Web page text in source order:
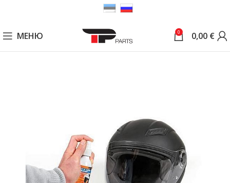
МЕНЮ 0 0,00 €